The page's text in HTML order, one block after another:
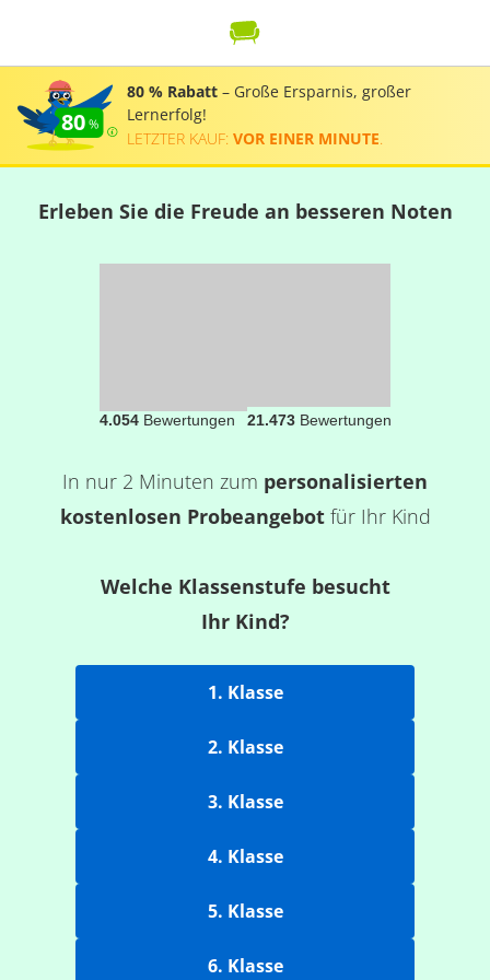
80
80 % Rabatt – Große Ersparnis, großer
Lernerfolg!
LETZTER KAUF: VOR EINER MINUTE
Erleben Sie die Freude an besseren Noten
4.054Bewertungen 21.473Bewertungen
In nur 2 Minuten zum personalisierten
kostenlosen Probeangebotfür Ihr Kind
Welche Klassenstufe besucht
Ihr Kind?
1. Klasse
2. Klasse
3. Klasse
4. Klasse
5. Klasse
6. Klasse